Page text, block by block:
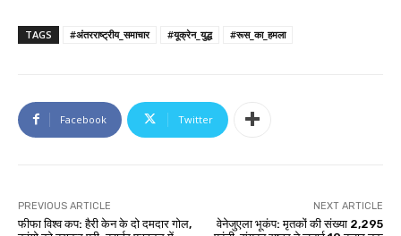
TAGS #अंतरराष्ट्रीय_समाचार #यूक्रेन_युद्ध #रूस_का_हमला
Facebook Twitter
PREVIOUS ARTICLE
फीफा विश्व कप: हैरी केन के दो दमदार गोल,
NEXT ARTICLE
वेनेजुएला भूकंप: मृतकों की संख्या 2,295